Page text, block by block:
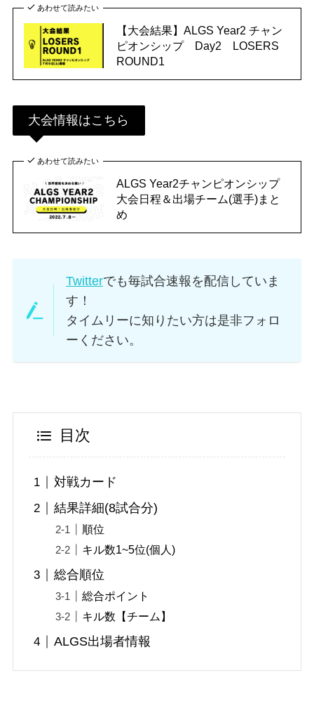
あわせて読みたい
【大会結果】ALGS Year2 チャン
ピオンシップ Day2 LOSERS
ROUND1
大会情報はこちら
あわせて読みたい
ALGS Year2チャンピオンシップ
大会日程＆出場チーム(選手)まと
め
Twitterでも毎試合速報を配信していま
す！
タイムリーに知りたい方は是非フォロ
ーください。
目次
対戦カード
結果詳細(8試合分)
順位
キル数1~5位(個人)
総合順位
総合ポイント
キル数【チーム】
ALGS出場者情報